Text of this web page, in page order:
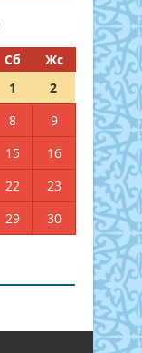
Сб
Жс
1
2
8
9
15
16
22
23
29
30